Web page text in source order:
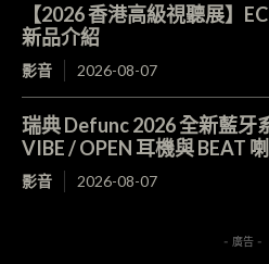
【2026 香港高級視聽展】
新品介紹
影音 2026-08-07
瑞典 Defunc 2026 全新藍
VIBE / OPEN 耳機與 BEAT
影音 2026-08-07
- 廣告 -